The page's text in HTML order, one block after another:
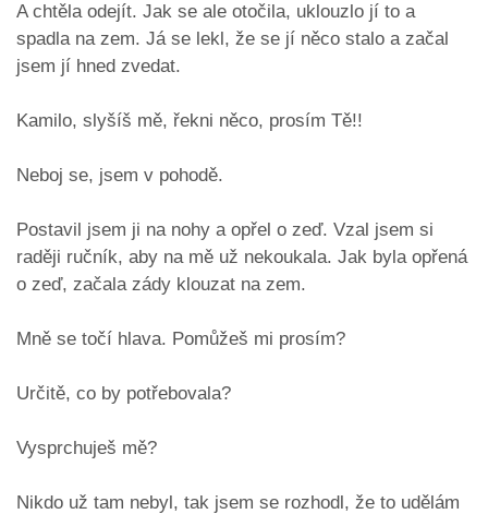
A chtěla odejít. Jak se ale otočila, uklouzlo jí to a
spadla na zem. Já se lekl, že se jí něco stalo a začal
jsem jí hned zvedat.
Kamilo, slyšíš mě, řekni něco, prosím Tě!!
Neboj se, jsem v pohodě.
Postavil jsem ji na nohy a opřel o zeď. Vzal jsem si
raději ručník, aby na mě už nekoukala. Jak byla opřená
o zeď, začala zády klouzat na zem.
Mně se točí hlava. Pomůžeš mi prosím?
Určitě, co by potřebovala?
Vysprchuješ mě?
Nikdo už tam nebyl, tak jsem se rozhodl, že to udělám